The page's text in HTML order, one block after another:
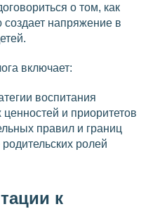
о том, как
создает напряжение в
включает:
воспитания
и приоритетов
правил и границ
ролей
к